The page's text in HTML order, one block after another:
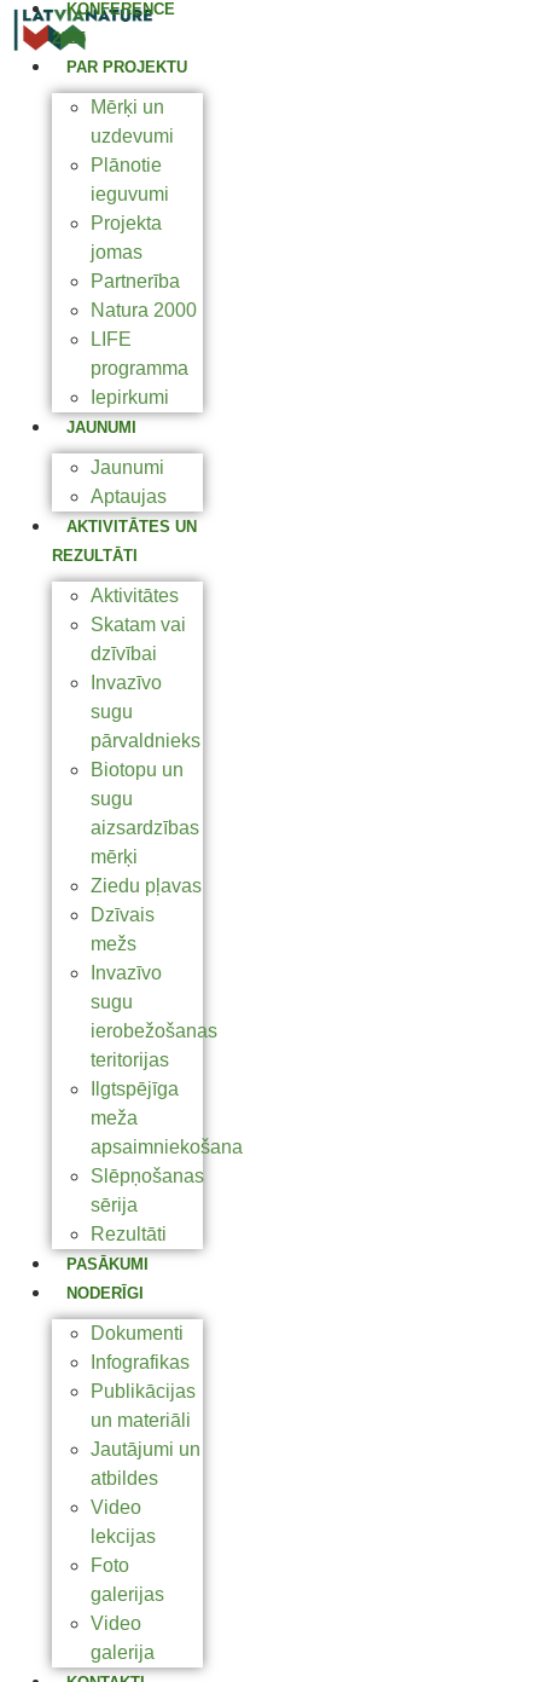
KONFERENCE
2025
PAR PROJEKTU
Mērķi un
uzdevumi
Plānotie
ieguvumi
Projekta
jomas
Partnerība
Natura 2000
LIFE
programma
Iepirkumi
JAUNUMI
Jaunumi
Aptaujas
AKTIVITĀTES UN
REZULTĀTI
Aktivitātes
Skatam vai
dzīvībai
Invazīvo
sugu
pārvaldnieks
Biotopu un
sugu
aizsardzības
mērķi
Ziedu pļavas
Dzīvais
mežs
Invazīvo
sugu
ierobežošanas
teritorijas
Ilgtspējīga
meža
apsaimniekošana
Slēpņošanas
sērija
Rezultāti
PASĀKUMI
NODERĪGI
Dokumenti
Infografikas
Publikācijas
un materiāli
Jautājumi un
atbildes
Video
lekcijas
Foto
galerijas
Video
galerija